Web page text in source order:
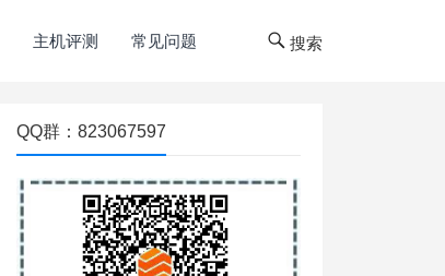
主机评测 常见问题 搜索
QQ群：823067597